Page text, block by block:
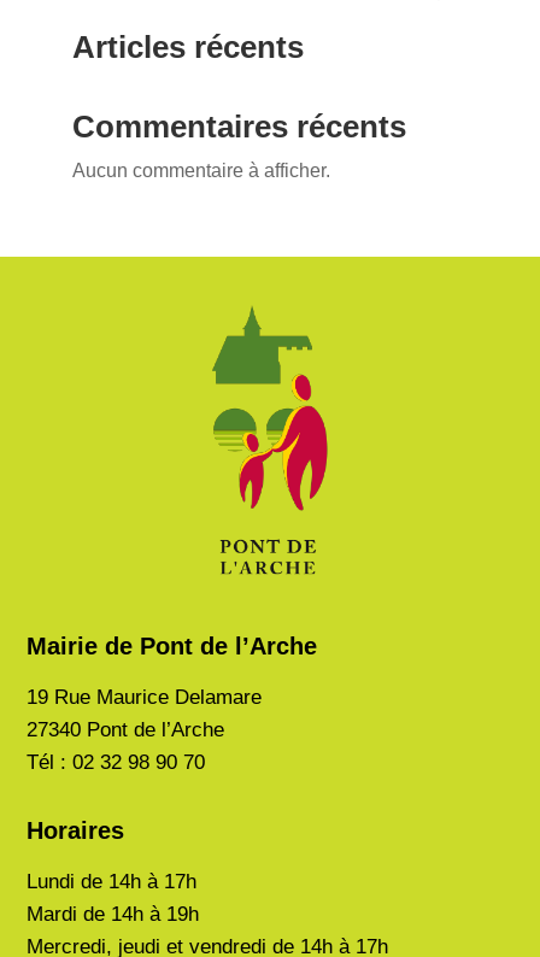
Articles récents
Commentaires récents
Aucun commentaire à afficher.
Mairie de Pont de l’Arche
19 Rue Maurice Delamare
27340 Pont de l’Arche
Tél : 02 32 98 90 70
Horaires
Lundi de 14h à 17h
Mardi de 14h à 19h
Mercredi, jeudi et vendredi de 14h à 17h